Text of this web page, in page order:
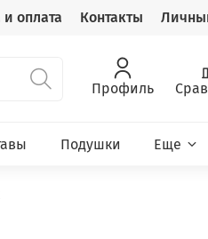
и оплата Контакты
Профиль
Подушки Еще